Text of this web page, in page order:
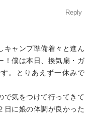
Reply
キャンプ準備着々と進ん
！僕は本日、換気扇・ガ
。とりあえず一休みで
で気をつけて行ってきて
日に娘の体調が良かった